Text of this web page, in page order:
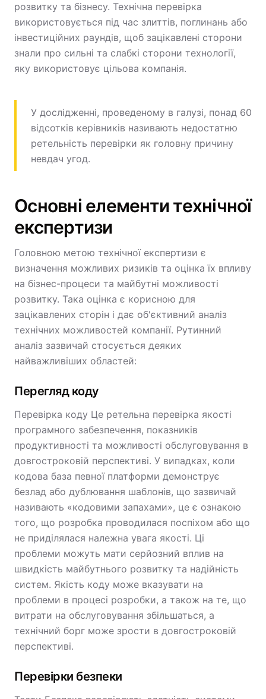
розвитку та бізнесу. Технічна перевірка
використовується під час злиттів, поглинань або
інвестиційних раундів, щоб зацікавлені сторони
знали про сильні та слабкі сторони технології,
яку використовує цільова компанія.
У дослідженні, проведеному в галузі, понад 60
відсотків керівників називають недостатню
ретельність перевірки як головну причину
невдач угод.
Основні елементи технічної
експертизи
Головною метою технічної експертизи є
визначення можливих ризиків та оцінка їх впливу
на бізнес-процеси та майбутні можливості
розвитку. Така оцінка є корисною для
зацікавлених сторін і дає об'єктивний аналіз
технічних можливостей компанії. Рутинний
аналіз зазвичай стосується деяких
найважливіших областей:
Перегляд коду
Перевірка коду Це ретельна перевірка якості
програмного забезпечення, показників
продуктивності та можливості обслуговування в
довгостроковій перспективі. У випадках, коли
кодова база певної платформи демонструє
безлад або дублювання шаблонів, що зазвичай
називають «кодовими запахами», це є ознакою
того, що розробка проводилася поспіхом або що
не приділялася належна увага якості. Ці
проблеми можуть мати серйозний вплив на
швидкість майбутнього розвитку та надійність
систем. Якість коду може вказувати на
проблеми в процесі розробки, а також на те, що
витрати на обслуговування збільшаться, а
технічний борг може зрости в довгостроковій
перспективі.
Перевірки безпеки